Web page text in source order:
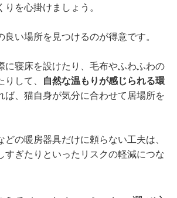
を心掛けましょう。
良い場所を見つけるのが得意です。
に寝床を設けたり、毛布やふわふわの
して、
自然な温もりが感じられる環
ば、猫自身が気分に合わせて居場所を
どの暖房器具だけに頼らない工夫は、
すぎたりといったリスクの軽減につな